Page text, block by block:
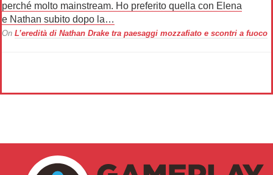
perché molto mainstream. Ho preferito quella con Elena
e Nathan subito dopo la…
On L’eredità di Nathan Drake tra paesaggi mozzafiato e scontri a fuoco